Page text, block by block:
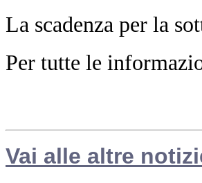
La scadenza per la
Per tutte le
Vai alle altre